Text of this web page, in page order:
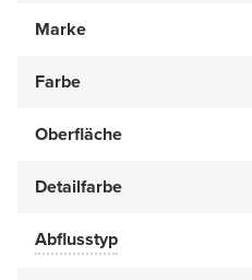
Marke
Farbe
Oberfläche
Detailfarbe
Abflusstyp